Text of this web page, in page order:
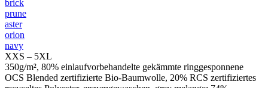
brick
prune
aster
orion
navy
XXS – 5XL
350g/m², 80% einlaufvorbehandelte gekämmte ringgesponnene
OCS Blended zertifizierte Bio-Baumwolle, 20% RCS zertifiziertes